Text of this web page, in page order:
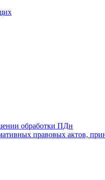
обработки ПДн
правовых актов,